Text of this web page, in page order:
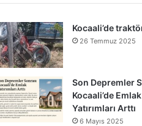
Kocaali’de
26 Temmuz 2025
Son Depremler
Kocaali’de Emlak
Yatırımları Arttı
6 Mayıs 2025